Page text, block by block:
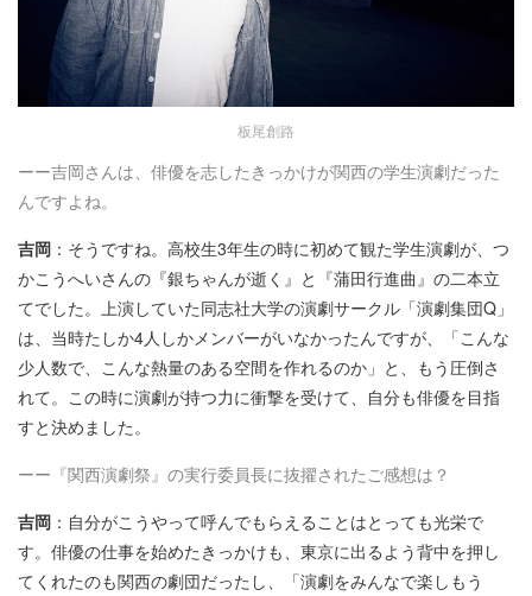
板尾創路
ーー吉岡さんは、俳優を志したきっかけが関西の学生演劇だった
んですよね。
吉岡 ：そうですね。高校生3年生の時に初めて観た学生演劇が、つ
かこうへいさんの『銀ちゃんが逝く』と『蒲田行進曲』の二本立
てでした。上演していた同志社大学の演劇サークル「演劇集団Q」
は、当時たしか4人しかメンバーがいなかったんですが、「こんな
少人数で、こんな熱量のある空間を作れるのか」と、もう圧倒さ
れて。この時に演劇が持つ力に衝撃を受けて、自分も俳優を目指
すと決めました。
ーー『関西演劇祭』の実行委員長に抜擢されたご感想は？
吉岡 ：自分がこうやって呼んでもらえることはとっても光栄で
す。俳優の仕事を始めたきっかけも、東京に出るよう背中を押し
てくれたのも関西の劇団だったし、「演劇をみんなで楽しもう